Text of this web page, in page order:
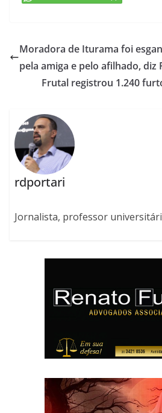
Moradora de Iturama foi
pela amiga e pelo afilhado, diz
Frutal registrou 1.240
rdportari
Jornalista, professor